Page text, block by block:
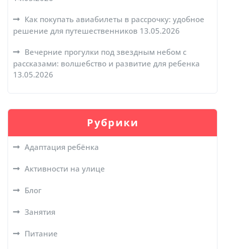
Как покупать авиабилеты в рассрочку: удобное
решение для путешественников 13.05.2026
Вечерние прогулки под звездным небом с
рассказами: волшебство и развитие для ребенка
13.05.2026
Рубрики
Адаптация ребёнка
Активности на улице
Блог
Занятия
Питание